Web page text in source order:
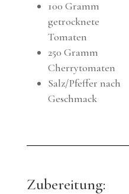
100 Gramm
getrocknete
Tomaten
250 Gramm
Cherrytomaten
Salz/Pfeffer nach
Geschmack
Zubereitung: